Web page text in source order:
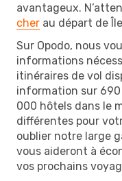
avantageux.
cher au départ de
Sur Opodo, nous
informations
itinéraires de vol
information sur 690
000 hôtels dans le
différentes pour
oublier notre large
vous aideront à
vos prochains